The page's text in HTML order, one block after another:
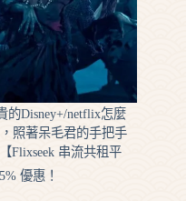
的Disney+/netflix怎麼
照著呆毛君的手把手
Flixseek 串流共租平
優惠！